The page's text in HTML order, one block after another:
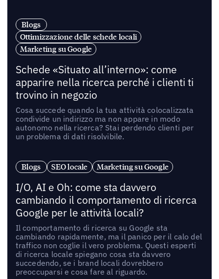
Blogs
Ottimizzazione delle schede locali
Marketing su Google
Schede «Situato all’interno»: come
apparire nella ricerca perché i clienti ti
trovino in negozio
Cosa succede quando la tua attività colocalizzata
condivide un indirizzo ma non appare in modo
autonomo nella ricerca? Stai perdendo clienti per
un problema di dati risolvibile.
Blogs SEO locale Marketing su Google
I/O, AI e Oh: come sta davvero
cambiando il comportamento di ricerca
Google per le attività locali?
Il comportamento di ricerca su Google sta
cambiando rapidamente, ma il panico per il calo del
traffico non coglie il vero problema. Questi esperti
di ricerca locale spiegano cosa sta davvero
succedendo, se i brand locali dovrebbero
preoccuparsi e cosa fare al riguardo.